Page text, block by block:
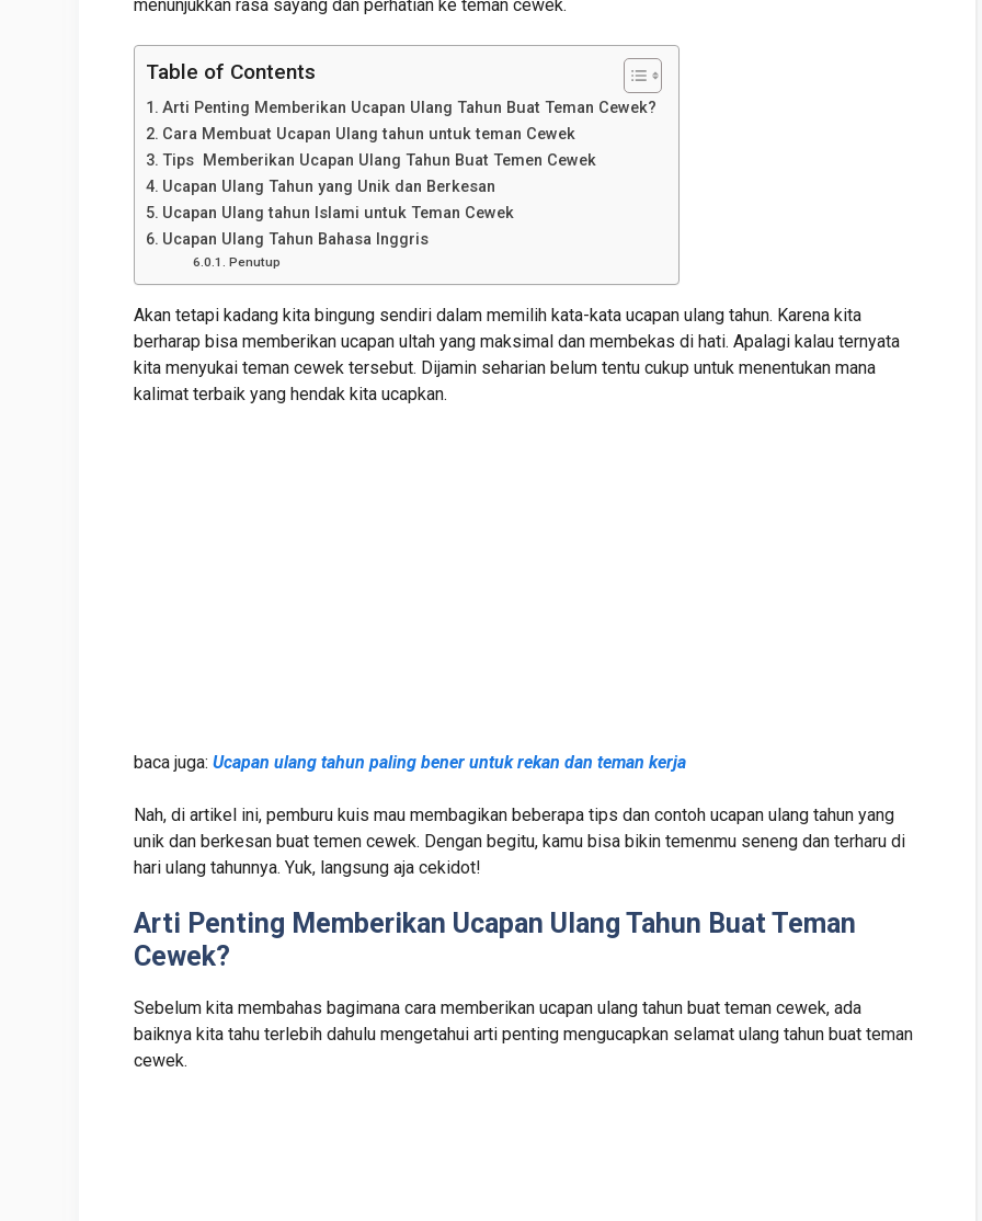
menunjukkan rasa sayang dan perhatian ke teman cewek.
Table of Contents
Arti Penting Memberikan Ucapan Ulang Tahun Buat Teman Cewek?
Cara Membuat Ucapan Ulang tahun untuk teman Cewek
Tips Memberikan Ucapan Ulang Tahun Buat Temen Cewek
Ucapan Ulang Tahun yang Unik dan Berkesan
Ucapan Ulang tahun Islami untuk Teman Cewek
Ucapan Ulang Tahun Bahasa Inggris
Penutup
Akan tetapi kadang kita bingung sendiri dalam memilih kata-kata ucapan ulang tahun. Karena kita
berharap bisa memberikan ucapan ultah yang maksimal dan membekas di hati. Apalagi kalau ternyata
kita menyukai teman cewek tersebut. Dijamin seharian belum tentu cukup untuk menentukan mana
kalimat terbaik yang hendak kita ucapkan.
baca juga: Ucapan ulang tahun paling bener untuk rekan dan teman kerja
Nah, di artikel ini, pemburu kuis mau membagikan beberapa tips dan contoh ucapan ulang tahun yang
unik dan berkesan buat temen cewek. Dengan begitu, kamu bisa bikin temenmu seneng dan terharu di
hari ulang tahunnya. Yuk, langsung aja cekidot!
Arti Penting Memberikan Ucapan Ulang Tahun Buat Teman
Cewek?
Sebelum kita membahas bagimana cara memberikan ucapan ulang tahun buat teman cewek, ada
baiknya kita tahu terlebih dahulu mengetahui arti penting mengucapkan selamat ulang tahun buat teman
cewek.